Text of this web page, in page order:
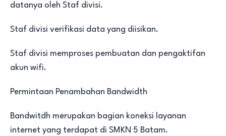
datanya oleh Staf divisi.
Staf divisi verifikasi data yang diisikan.
Staf divisi memproses pembuatan dan pengaktifan
akun wifi.
Permintaan Penambahan Bandwidth
Bandwitdh merupakan bagian koneksi layanan
internet yang terdapat di SMKN 5 Batam.